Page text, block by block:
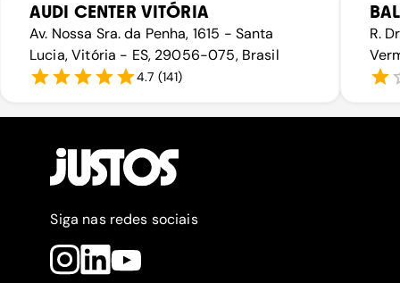
AUDI CENTER VITÓRIA
Av. Nossa Sra. da Penha, 1615 - Santa
Lucia, Vitória - ES, 29056-075, Brasil
4.7 (141)
R.
Siga nas redes sociais